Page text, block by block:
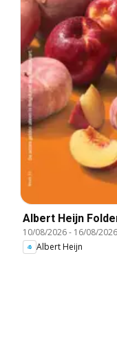
Albert Heijn
10/08/2026- 16/08/2026
Albert Heijn